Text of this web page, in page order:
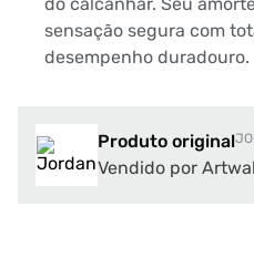
sensação segura com
desempenho duradouro.
Produto original
Vendido por